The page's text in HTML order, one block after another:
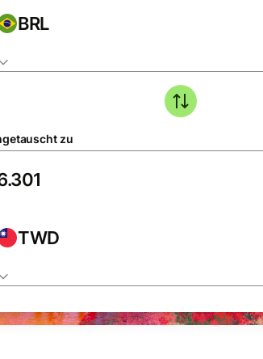
BRL
zu
TWD